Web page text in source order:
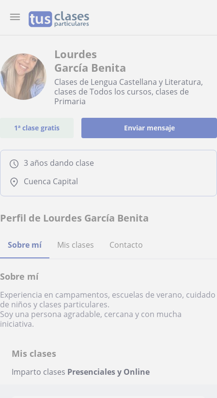
Lourdes
García Benita
Clases de Lengua Castellana y Literatura,
clases de Todos los cursos, clases de
Primaria
1ª clase gratis Enviar mensaje
3 años dando clase
Cuenca Capital
Perfil de Lourdes García Benita
Sobre mí Mis clases Contacto
Sobre mí
Experiencia en campamentos, escuelas de verano, cuidado
de niños y clases particulares.
Soy una persona agradable, cercana y con mucha
iniciativa.
Mis clases
Imparto clases Presenciales y Online